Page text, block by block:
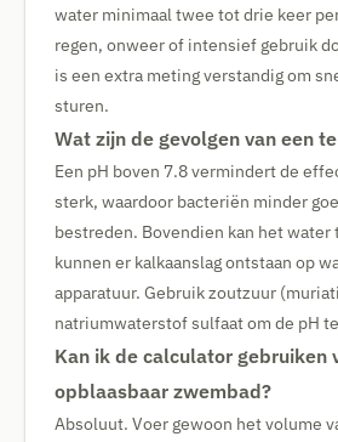
water minimaal twee tot drie keer
regen, onweer of intensief gebruik
is een extra meting verstandig om
sturen.
Wat zijn de gevolgen van een
Een pH boven 7.8 vermindert de
sterk, waardoor bacteriën minder
bestreden. Bovendien kan het water
kunnen er kalkaanslag ontstaan op
apparatuur. Gebruik zoutzuur
natriumwaterstof sulfaat om de pH
Kan ik de calculator gebruiken
opblaasbaar zwembad?
Absoluut. Voer gewoon het volume